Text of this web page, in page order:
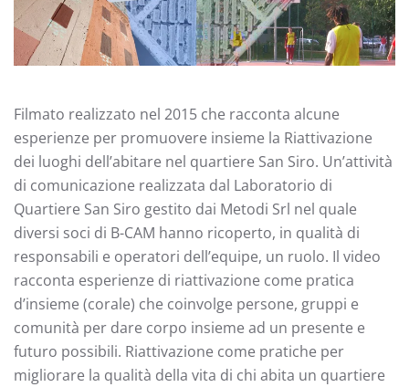
Filmato realizzato nel 2015 che racconta alcune
esperienze per promuovere insieme la Riattivazione
dei luoghi dell’abitare nel quartiere San Siro. Un’attività
di comunicazione realizzata dal Laboratorio di
Quartiere San Siro gestito dai Metodi Srl nel quale
diversi soci di B-CAM hanno ricoperto, in qualità di
responsabili e operatori dell’equipe, un ruolo. Il video
racconta esperienze di riattivazione come pratica
d’insieme (corale) che coinvolge persone, gruppi e
comunità per dare corpo insieme ad un presente e
futuro possibili. Riattivazione come pratiche per
migliorare la qualità della vita di chi abita un quartiere